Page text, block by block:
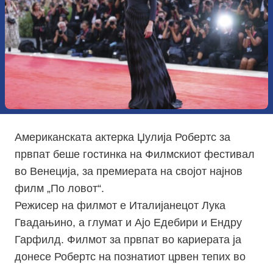
Aмериканската актерка Џулија Робертс за
првпат беше гостинка на Филмскиот фестивал
во Венеција, за премиерата на својот најнов
филм „По ловот“.
Режисер на филмот е Италијанецот Лука
Гвадањино, а глумат и Ајо Едебири и Ендру
Гарфилд. Филмот за првпат во кариерата ја
донесе Робертс на познатиот црвен тепих во